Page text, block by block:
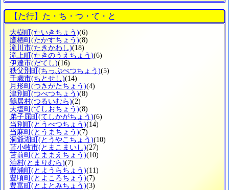
【た行】た・ち・つ・て・と
大樹町 (たいきちょう)(6)
鷹栖町 (たかすちょう)(8)
滝川市(たきかわし)(18)
滝上町 (たきのうえちょう)(6)
伊達市(だてし)(16)
秩父別町 (ちっぷべつちょう)(5)
千歳市(ちとせし)(14)
月形町 (つきがたちょう)(4)
津別町 (つべつちょう)(8)
鶴居村(つるいむら)(2)
天塩町 (てしおちょう)(8)
弟子屈町 (てしかがちょう)(6)
当別町 (とうべつちょう)(14)
当麻町 (とうまちょう)(7)
洞爺湖町 (とうやこちょう)(10)
苫小牧市(とまこまいし)(27)
苫前町 (とままえちょう)(10)
泊村(とまりむら)(7)
豊浦町 (とようらちょう)(11)
豊頃町 (とよころちょう)(7)
豊富町 (とよとみちょう)(3)